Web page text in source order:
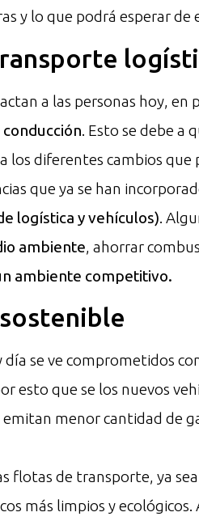
y lo que podrá esperar de
a las personas hoy, en
conducción. Esto se debe a
los diferentes cambios que
que ya se han
logística y vehículos).
ambiente, ahorrar
ambiente competitivo.
se ve comprometidos
esto que se los nuevos
emitan menor cantidad de
flotas de transporte, ya
más limpios y ecológicos.